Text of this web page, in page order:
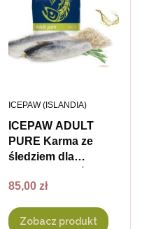
ICEPAW ADULT
PURE Karma ze
śledziem dla
normalnej
PRODUCENT
ICEPAW (ISLANDIA)
Cena
85,00 zł
Zobacz produkt